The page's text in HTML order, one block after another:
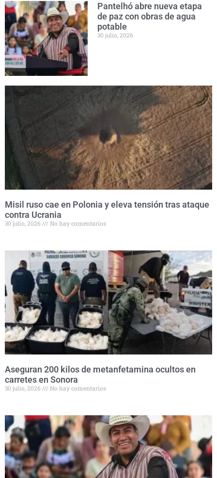
Pantelhó abre nueva etapa
de paz con obras de agua
potable
30 julio, 2026
Misil ruso cae en Polonia y eleva tensión tras ataque
contra Ucrania
30 julio, 2026 No hay comentarios
Aseguran 200 kilos de metanfetamina ocultos en
carretes en Sonora
30 julio, 2026 No hay comentarios